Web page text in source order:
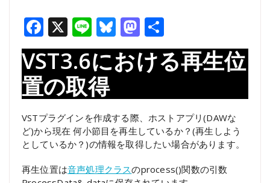
Facebook
X LineBluesky
Mastodon
有
VST3.6における再生位
置の取得
VSTプラグインを作成する際、ホストアプリ(DAWな
ど)から現在 何小節目を再生しているか？(再生しよう
としているか？)の情報を取得したい場合があります。
再生位置は音声処理クラスのprocess()関数の引数